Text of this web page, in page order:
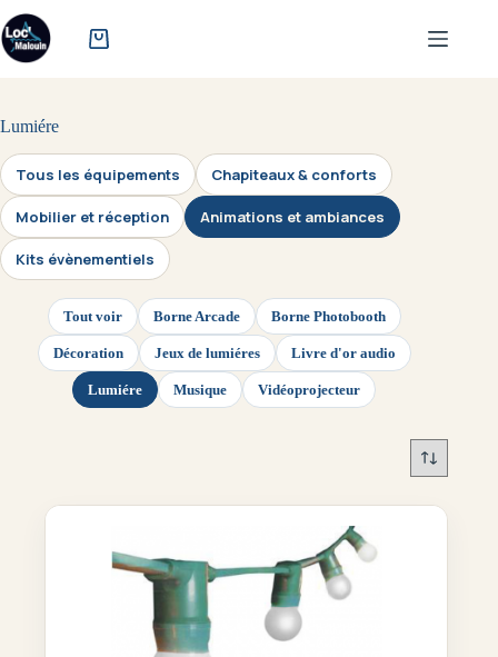
au
contenu
Lumiére
Tous les équipements Chapiteaux & conforts
Mobilier et réception Animations et ambiances
Kits évènementiels
Tout voir Borne Arcade Borne Photobooth
Décoration Jeux de lumiéres Livre d'or audio
Lumiére Musique Vidéoprojecteur